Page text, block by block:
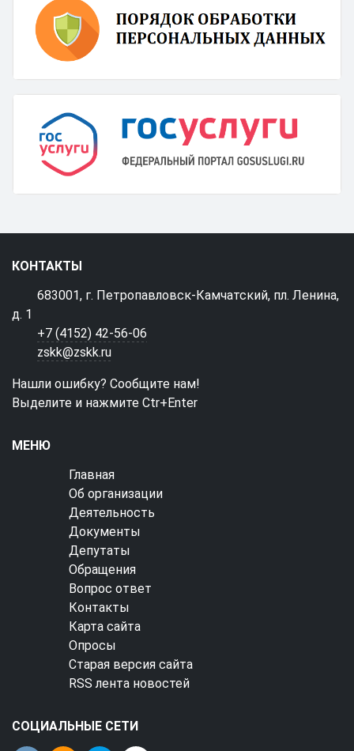
КОНТАКТЫ
683001, г. Петропавловск-Камчатский, пл. Ленина,
д. 1
+7 (4152) 42-56-06
zskk@zskk.ru
Нашли ошибку? Сообщите нам!
Выделите и нажмите Ctr+Enter
МЕНЮ
Главная
Об организации
Деятельность
Документы
Депутаты
Обращения
Вопрос ответ
Контакты
Карта сайта
Опросы
Старая версия сайта
RSS лента новостей
СОЦИАЛЬНЫЕ СЕТИ